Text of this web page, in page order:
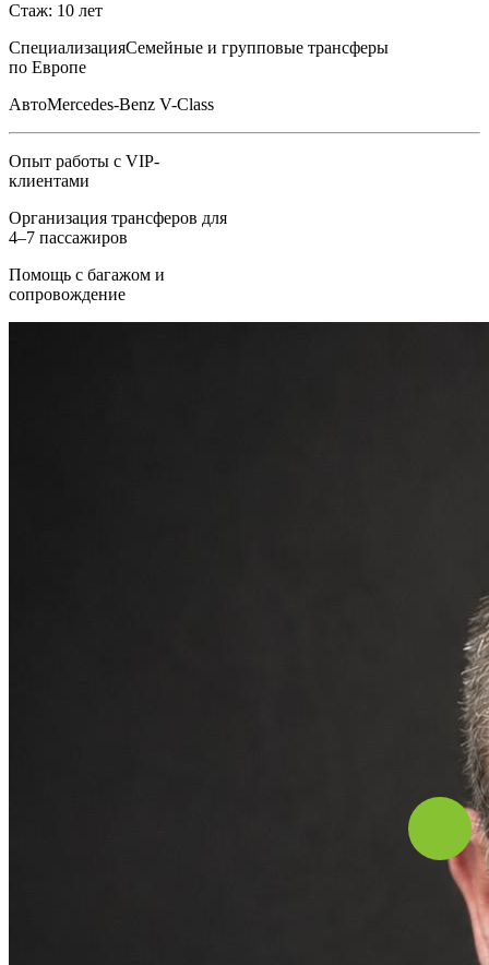
Стаж: 10 лет
СпециализацияСемейные и групповые трансферы
по Европе
АвтоMercedes-Benz V-Class
Опыт работы с VIP-
клиентами
Организация трансферов для
4–7 пассажиров
Помощь с багажом и
сопровождение